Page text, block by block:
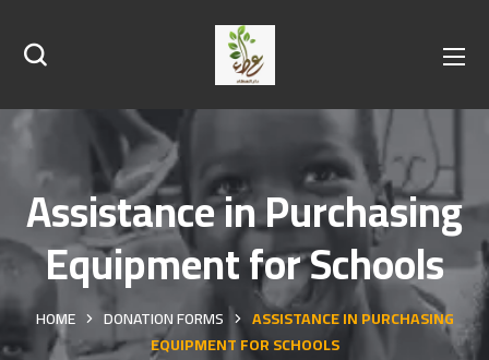
Assistance in Purchasing
Equipment for Schools
HOME DONATION FORMS
ASSISTANCE IN PURCHASING
EQUIPMENT FOR SCHOOLS